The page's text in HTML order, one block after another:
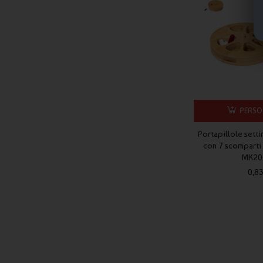
Portapillole
con 7 scomparti